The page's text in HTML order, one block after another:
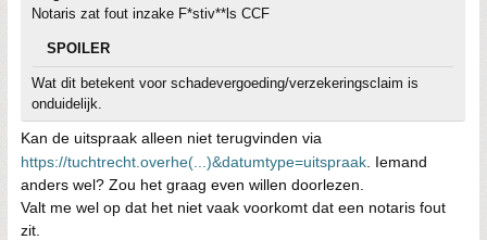
Notaris zat fout inzake F*stiv**ls CCF
SPOILER
Wat dit betekent voor schadevergoeding/verzekeringsclaim is
onduidelijk.
Kan de uitspraak alleen niet terugvinden via
https://tuchtrecht.overhe(...)&datumtype=uitspraak . Iemand
anders wel? Zou het graag even willen doorlezen.
Valt me wel op dat het niet vaak voorkomt dat een notaris fout
zit.